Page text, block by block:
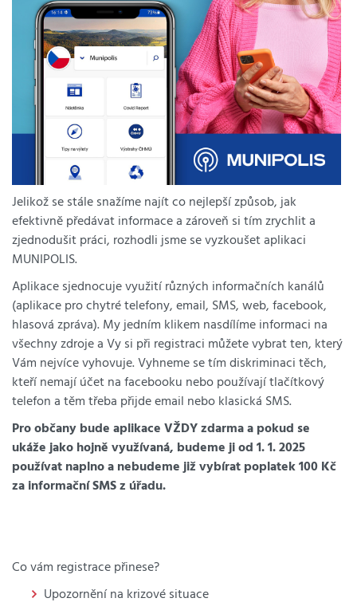
Jelikož se stále snažíme najít co nejlepší způsob, jak
efektivně předávat informace a zároveň si tím zrychlit a
zjednodušit práci, rozhodli jsme se vyzkoušet aplikaci
MUNIPOLIS.
Aplikace sjednocuje využití různých informačních kanálů
(aplikace pro chytré telefony, email, SMS, web, facebook,
hlasová zpráva). My jedním klikem nasdílíme informaci na
všechny zdroje a Vy si při registraci můžete vybrat ten, který
Vám nejvíce vyhovuje. Vyhneme se tím diskriminaci těch,
kteří nemají účet na facebooku nebo používají tlačítkový
telefon a těm třeba přijde email nebo klasická SMS.
Pro občany bude aplikace VŽDY zdarma a pokud se
ukáže jako hojně využívaná, budeme ji od 1. 1. 2025
používat naplno a nebudeme již vybírat poplatek 100 Kč
za informační SMS z úřadu.
Co vám registrace přinese?
Upozornění na krizové situace